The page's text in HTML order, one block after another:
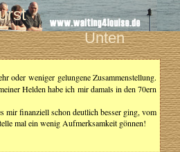
Unten
oder weniger gelungene Zusammenstellung.
Helden habe ich mir damals in den 70ern
mir finanziell schon deutlich besser ging, vom
mal ein wenig Aufmerksamkeit gönnen!